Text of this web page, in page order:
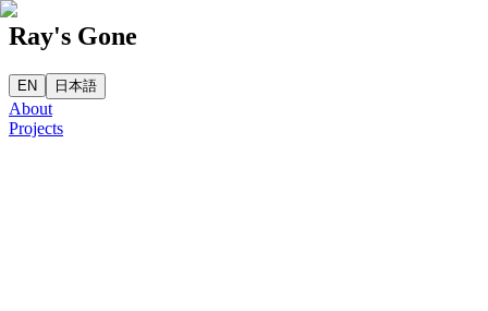
Ray's Gone
EN 日本語
About
Projects